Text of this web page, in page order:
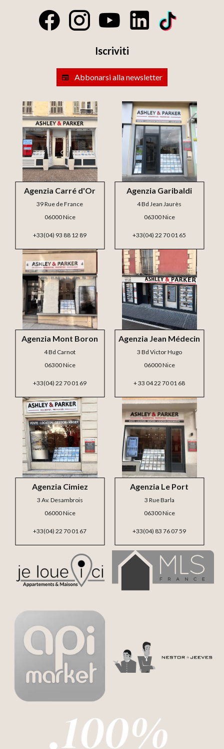
Iscriviti
Abbonarsi alla newsletter
Agenzia Le Port
3 Rue Barla
06300 Nice
+33(04) 83 76 07 59
Agenzia Cimiez
3 Av. Desambrois
06000 Nice
+33(04) 22 70 01 67
Agenzia Jean Médecin
3 Bd Victor Hugo
06000 Nice
+ 33 04 22 70 01 68
Agenzia Carré d'Or
39 Rue de France
06000 Nice
+33(04) 93 88 12 89
Agenzia Garibaldi
4 Bd Jean Jaurès
06300 Nice
+33(04) 22 70 01 65
Agenzia Mont Boron
4 Bd Carnot
06300 Nice
+33(04) 22 70 01 69